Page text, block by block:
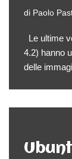
di Paolo
Le ultime
4.2) hanno
delle